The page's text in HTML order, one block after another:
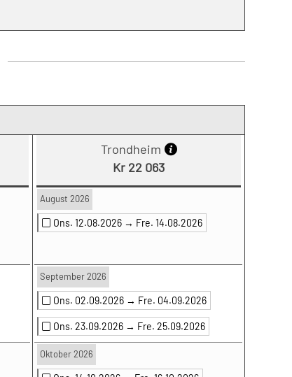
Trondheim
Kr 22 063
August 2026
Ons. 12.08.2026 → Fre. 14.08.2026
September 2026
Ons. 02.09.2026 → Fre. 04.09.2026
Ons. 23.09.2026 → Fre. 25.09.2026
Oktober 2026